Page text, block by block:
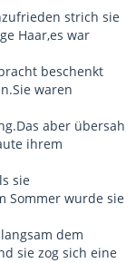
strich sie
Haar,es war
beschenkt
waren
aber übersah
ihrem
sie
Sommer wurde sie
dem
sie zog sich eine